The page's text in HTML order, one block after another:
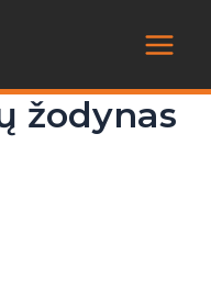
Menu
žodynas